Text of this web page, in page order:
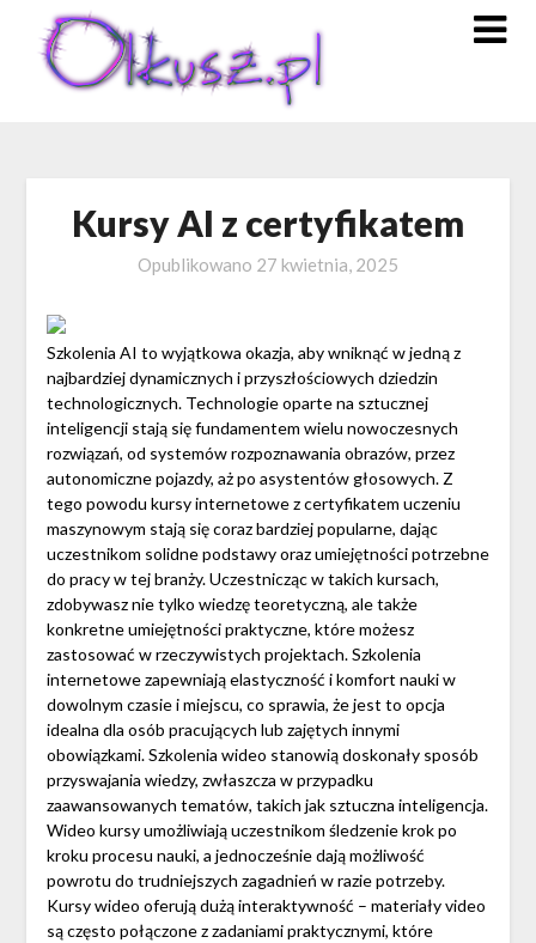
content
Kursy AI z certyfikatem
Opublikowano 27 kwietnia, 2025
Szkolenia AI to wyjątkowa okazja, aby wniknąć w jedną z
najbardziej dynamicznych i przyszłościowych dziedzin
technologicznych. Technologie oparte na sztucznej
inteligencji stają się fundamentem wielu nowoczesnych
rozwiązań, od systemów rozpoznawania obrazów, przez
autonomiczne pojazdy, aż po asystentów głosowych. Z
tego powodu kursy internetowe z certyfikatem uczeniu
maszynowym stają się coraz bardziej popularne, dając
uczestnikom solidne podstawy oraz umiejętności potrzebne
do pracy w tej branży. Uczestnicząc w takich kursach,
zdobywasz nie tylko wiedzę teoretyczną, ale także
konkretne umiejętności praktyczne, które możesz
zastosować w rzeczywistych projektach. Szkolenia
internetowe zapewniają elastyczność i komfort nauki w
dowolnym czasie i miejscu, co sprawia, że jest to opcja
idealna dla osób pracujących lub zajętych innymi
obowiązkami. Szkolenia wideo stanowią doskonały sposób
przyswajania wiedzy, zwłaszcza w przypadku
zaawansowanych tematów, takich jak sztuczna inteligencja.
Wideo kursy umożliwiają uczestnikom śledzenie krok po
kroku procesu nauki, a jednocześnie dają możliwość
powrotu do trudniejszych zagadnień w razie potrzeby.
Kursy wideo oferują dużą interaktywność – materiały video
są często połączone z zadaniami praktycznymi, które